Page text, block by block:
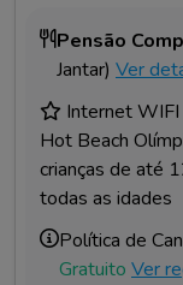
Pensão
Jantar) Ver
Internet
Hot Beach
crianças de até
todas as idades
Política de
Gratuito Ver